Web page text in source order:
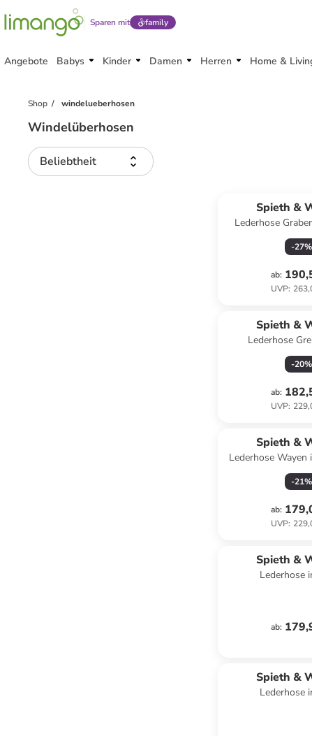
Sparen mit family
Angebote Babys Kinder Damen Herren Home &
Shop windelueberhosen
Windelüberhosen
Beliebtheit
Spieth &
Lederhose
-27%
ab:
UVP:
Spieth &
Lederhose
-20%
ab:
UVP:
Spieth &
Lederhose Wayen
-21%
ab:
UVP:
Spieth &
Lederhose
ab:
Spieth &
Lederhose